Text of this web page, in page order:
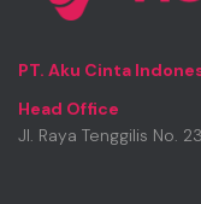
PT. Aku Cinta
Head Office
Jl. Raya Tenggilis No.